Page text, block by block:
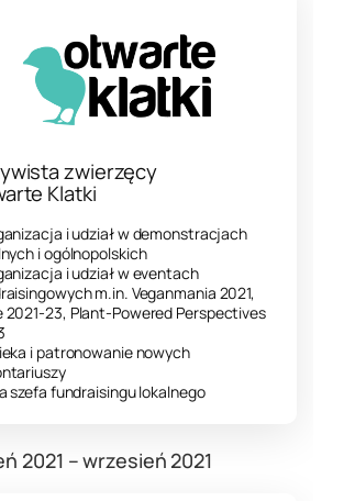
zwierzęcy
Klatki
i udział w demonstracjach
i ogólnopolskich
i udział w eventach
m.in. Veganmania 2021,
2021-23, Plant-Powered Perspectives
i patronowanie nowych
szefa fundraisingu lokalnego
2021 – wrzesień 2021